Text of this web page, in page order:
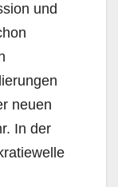
und
neuen
In der